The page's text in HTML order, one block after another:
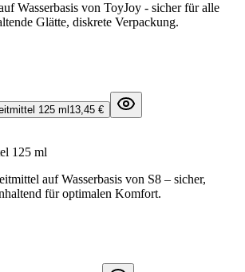
Wasserbasis von ToyJoy - sicher für alle
Glätte, diskrete Verpackung.
125 ml 13,45 €
125 ml
auf Wasserbasis von S8 – sicher,
für optimalen Komfort.